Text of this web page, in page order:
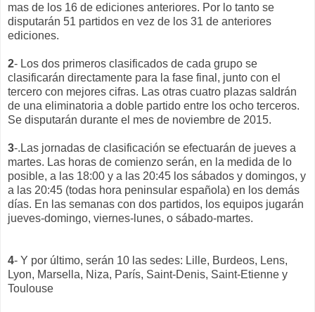
mas de los 16 de ediciones anteriores. Por lo tanto se
disputarán 51 partidos en vez de los 31 de anteriores
ediciones.
2- Los dos primeros clasificados de cada grupo se
clasificarán directamente para la fase final, junto con el
tercero con mejores cifras. Las otras cuatro plazas saldrán
de una eliminatoria a doble partido entre los ocho terceros.
Se disputarán durante el mes de noviembre de 2015.
3-.Las jornadas de clasificación se efectuarán de jueves a
martes. Las horas de comienzo serán, en la medida de lo
posible, a las 18:00 y a las 20:45 los sábados y domingos, y
a las 20:45 (todas hora peninsular española) en los demás
días. En las semanas con dos partidos, los equipos jugarán
jueves-domingo, viernes-lunes, o sábado-martes.
4- Y por último, serán 10 las sedes: Lille, Burdeos, Lens,
Lyon, Marsella, Niza, París, Saint-Denis, Saint-Etienne y
Toulouse